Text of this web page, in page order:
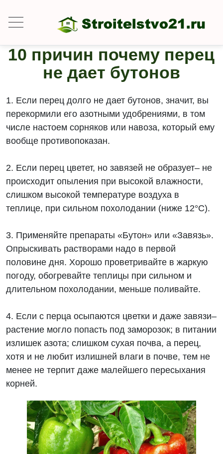
10 причин почему перец
не дает бутонов
1. Если перец долго не дает бутонов, значит, вы
перекормили его азотными удобрениями, в том
числе настоем сорняков или навоза, который ему
вообще противопоказан.
2. Если перец цветет, но завязей не образует– не
происходит опыления при высокой влажности,
слишком высокой температуре воздуха в
теплице, при сильном похолодании (ниже 12°C).
3. Применяйте препараты «Бутон» или «Завязь».
Опрыскивать растворами надо в первой
половине дня. Хорошо проветривайте в жаркую
погоду, обогревайте теплицы при сильном и
длительном похолодании, меньше поливайте.
4. Если с перца осыпаются цветки и даже завязи–
растение могло попасть под заморозок; в питании
излишек азота; слишком сухая почва, а перец,
хотя и не любит излишней влаги в почве, тем не
менее не терпит даже малейшего пересыхания
корней.